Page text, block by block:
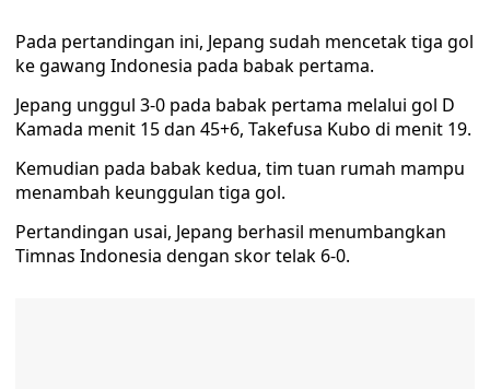
Pada pertandingan ini, Jepang sudah mencetak tiga gol
ke gawang Indonesia pada babak pertama.
Jepang unggul 3-0 pada babak pertama melalui gol D
Kamada menit 15 dan 45+6, Takefusa Kubo di menit 19.
Kemudian pada babak kedua, tim tuan rumah mampu
menambah keunggulan tiga gol.
Pertandingan usai, Jepang berhasil menumbangkan
Timnas Indonesia dengan skor telak 6-0.